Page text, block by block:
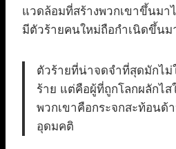
แวดล้อมที่สร้างพวกเขาขึ้นมา
มีตัวร้ายคนใหม่ถือกำเนิดขึ้นม
ตัวร้ายที่น่าจดจำที่สุดมักไม่
ร้าย แต่คือผู้ที่ถูกโลกผลักไส
พวกเขาคือกระจกสะท้อนด้
อุดมคติ